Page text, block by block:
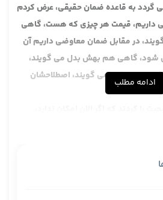
گردد به قاعده ضمان حقیقی، عرض کردم
داریم، قیمت هر چیزی که هست، گاهی
در مقابل ضمان معاوضی داریم آن
شود، گاهی هم بهش بدل می گویند،
معاوضی می گویند، اصطلاحشان
ضمان، ضمان معاوضی یا ضمان
عرض کردیم قاعده ای را که الان
ادامه مطلب